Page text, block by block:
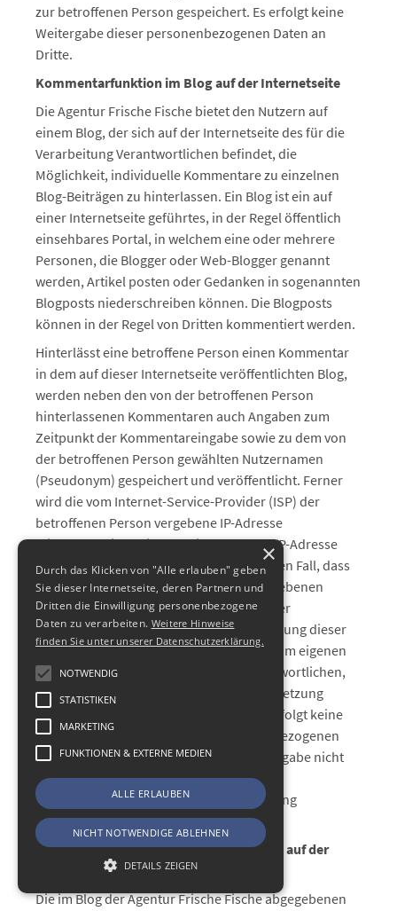
zur betroffenen Person gespeichert. Es erfolgt keine
Weitergabe dieser personenbezogenen Daten an
Dritte.
Kommentarfunktion im Blog auf der Internetseite
Die Agentur Frische Fische bietet den Nutzern auf
einem Blog, der sich auf der Internetseite des für die
Verarbeitung Verantwortlichen befindet, die
Möglichkeit, individuelle Kommentare zu einzelnen
Blog-Beiträgen zu hinterlassen. Ein Blog ist ein auf
einer Internetseite geführtes, in der Regel öffentlich
einsehbares Portal, in welchem eine oder mehrere
Personen, die Blogger oder Web-Blogger genannt
werden, Artikel posten oder Gedanken in sogenannten
Blogposts niederschreiben können. Die Blogposts
können in der Regel von Dritten kommentiert werden.
Hinterlässt eine betroffene Person einen Kommentar
in dem auf dieser Internetseite veröffentlichten Blog,
werden neben den von der betroffenen Person
hinterlassenen Kommentaren auch Angaben zum
Zeitpunkt der Kommentareingabe sowie zu dem von
der betroffenen Person gewählten Nutzernamen
(Pseudonym) gespeichert und veröffentlicht. Ferner
wird die vom Internet-Service-Provider (ISP) der
betroffenen Person vergebene IP-Adresse
mitprotokolliert. Diese Speicherung der IP-Adresse
erfolgt aus Sicherheitsgründen und für den Fall, dass
die betroffene Person durch einen abgegebenen
Kommentar die Rechte Dritter verletzt oder
rechtswidrige Inhalte postet. Die Speicherung dieser
personenbezogenen Daten erfolgt daher im eigenen
Interesse des für die Verarbeitung Verantwortlichen,
damit sich dieser im Falle einer Rechtsverletzung
gegebenenfalls exkulpieren könnte. Es erfolgt keine
Weitergabe dieser erhobenen personenbezogenen
Daten an Dritte, sofern eine solche Weitergabe nicht
gesetzlich vorgeschrieben ist oder der
Rechtsverteidigung des für die Verarbeitung
Verantwortlichen dient.
Abonnement von Kommentaren im Blog auf der
Internetseite
Die im Blog der Agentur Frische Fische abgegebenen
×
Durch das Klicken von "Alle erlauben" geben
Sie dieser Internetseite, deren Partnern und
Dritten die Einwilligung personenbezogene
Daten zu verarbeiten. Weitere Hinweise
finden Sie unter unserer Datenschutzerklärung.
NOTWENDIG
STATISTIKEN
MARKETING
FUNKTIONEN & EXTERNE MEDIEN
ALLE ERLAUBEN
NICHT NOTWENDIGE ABLEHNEN
DETAILS ZEIGEN